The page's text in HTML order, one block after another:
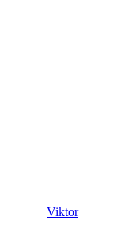
Viktor